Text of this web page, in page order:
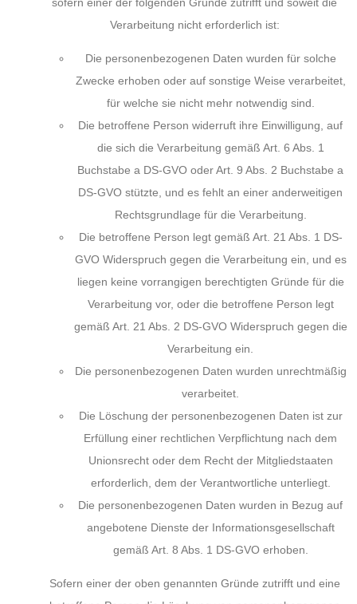
Verarbeitung nicht erforderlich ist:
Die personenbezogenen Daten wurden für solche
Zwecke erhoben oder auf sonstige Weise verarbeitet,
für welche sie nicht mehr notwendig sind.
Die betroffene Person widerruft ihre Einwilligung, auf
die sich die Verarbeitung gemäß Art. 6 Abs. 1
Buchstabe a DS-GVO oder Art. 9 Abs. 2 Buchstabe a
DS-GVO stützte, und es fehlt an einer anderweitigen
Rechtsgrundlage für die Verarbeitung.
Die betroffene Person legt gemäß Art. 21 Abs. 1 DS-
GVO Widerspruch gegen die Verarbeitung ein, und es
liegen keine vorrangigen berechtigten Gründe für die
Verarbeitung vor, oder die betroffene Person legt
gemäß Art. 21 Abs. 2 DS-GVO Widerspruch gegen die
Verarbeitung ein.
Die personenbezogenen Daten wurden unrechtmäßig
verarbeitet.
Die Löschung der personenbezogenen Daten ist zur
Erfüllung einer rechtlichen Verpflichtung nach dem
Unionsrecht oder dem Recht der Mitgliedstaaten
erforderlich, dem der Verantwortliche unterliegt.
Die personenbezogenen Daten wurden in Bezug auf
angebotene Dienste der Informationsgesellschaft
gemäß Art. 8 Abs. 1 DS-GVO erhoben.
Sofern einer der oben genannten Gründe zutrifft und eine